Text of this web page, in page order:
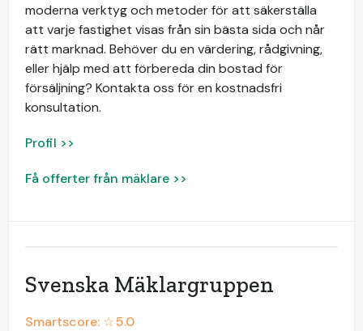
moderna verktyg och metoder för att säkerställa
att varje fastighet visas från sin bästa sida och når
rätt marknad. Behöver du en värdering, rådgivning,
eller hjälp med att förbereda din bostad för
försäljning? Kontakta oss för en kostnadsfri
konsultation.
Profil >>
Få offerter från mäklare >>
Svenska Mäklargruppen
Smartscore: ☆5.0